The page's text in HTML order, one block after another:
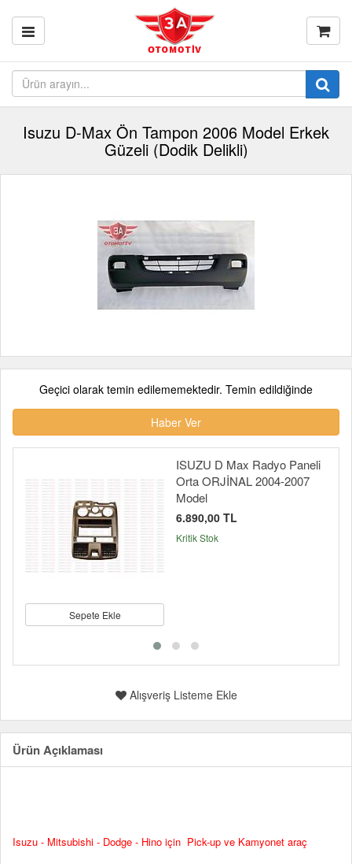
Isuzu D-Max Ön Tampon 2006 Model Erkek
Güzeli (Dodik Delikli)
Geçici olarak temin edilememektedir. Temin edildiğinde
Haber Ver
Sepete Ekle
ISUZU D Max Radyo Paneli
Orta ORJİNAL 2004-2007
Model
6.890,00 TL
Kritik Stok
Alışveriş Listeme Ekle
Ürün Açıklaması
Isuzu - Mitsubishi - Dodge - Hino için Pick-up ve Kamyonet araç